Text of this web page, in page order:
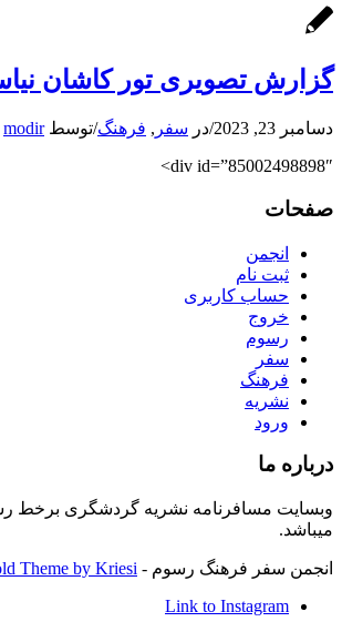
گزارش تصویری تور کاشان
دسامبر 23, 2023 /در سفر , فرهنگ/توسطmodir
div id=”85002498898″>
صفحات
انجمن
ثبت نام
حساب کاربری
خروج
رسوم
سفر
فرهنگ
نشریه
ورود
درباره ما
وبسایت مسافرنامه نشریه گردشگری برخط
میباشد.
انجمن سفر فرهنگ رسوم - Theme by Kriesi
Link to Instagram